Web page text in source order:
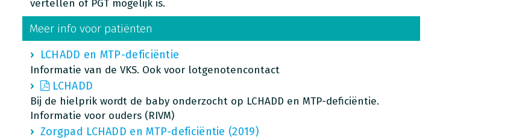
vertellen of PGT mogelijk is.
Meer info voor patiënten
LCHADD en MTP-deficiëntie
Informatie van de VKS. Ook voor lotgenotencontact
LCHADD
Bij de hielprik wordt de baby onderzocht op LCHADD en MTP-deficiëntie.
Informatie voor ouders (RIVM)
Zorgpad LCHADD en MTP-deficiëntie (2019)